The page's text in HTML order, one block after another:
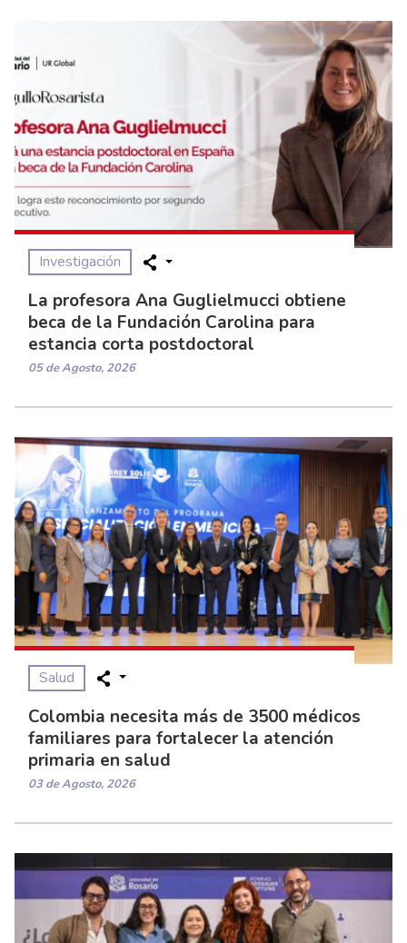
Investigación
La profesora Ana Guglielmucci obtiene
beca de la Fundación Carolina para
estancia corta postdoctoral
05 de Agosto, 2026
Salud
Colombia necesita más de 3500 médicos
familiares para fortalecer la atención
primaria en salud
03 de Agosto, 2026